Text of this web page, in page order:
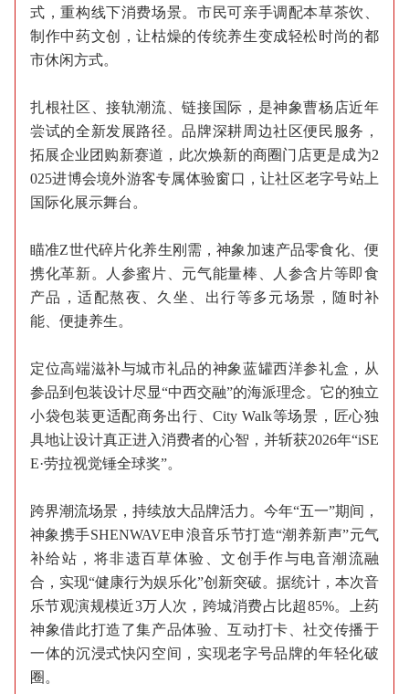
式，重构线下消费场景。市民可亲手调配本草茶饮、
制作中药文创，让枯燥的传统养生变成轻松时尚的都
市休闲方式。
扎根社区、接轨潮流、链接国际，是神象曹杨店近年
尝试的全新发展路径。品牌深耕周边社区便民服务，
拓展企业团购新赛道，此次焕新的商圈门店更是成为2
025进博会境外游客专属体验窗口，让社区老字号站上
国际化展示舞台。
瞄准Z世代碎片化养生刚需，神象加速产品零食化、便
携化革新。人参蜜片、元气能量棒、人参含片等即食
产品，适配熬夜、久坐、出行等多元场景，随时补
能、便捷养生。
定位高端滋补与城市礼品的神象蓝罐西洋参礼盒，从
参品到包装设计尽显“中西交融”的海派理念。它的独立
小袋包装更适配商务出行、City Walk等场景，匠心独
具地让设计真正进入消费者的心智，并斩获2026年“iSE
E·劳拉视觉锤全球奖”。
跨界潮流场景，持续放大品牌活力。今年“五一”期间，
神象携手SHENWAVE申浪音乐节打造“潮养新声”元气
补给站，将非遗百草体验、文创手作与电音潮流融
合，实现“健康行为娱乐化”创新突破。据统计，本次音
乐节观演规模近3万人次，跨城消费占比超85%。上药
神象借此打造了集产品体验、互动打卡、社交传播于
一体的沉浸式快闪空间，实现老字号品牌的年轻化破
圈。